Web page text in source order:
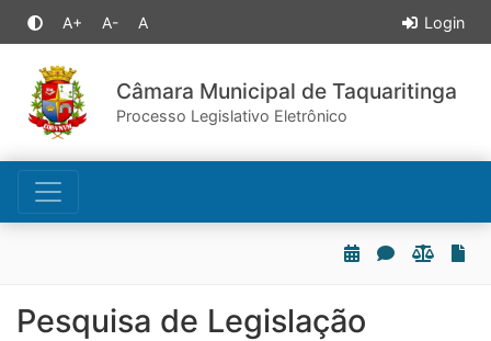
A+ A- A Login
Câmara Municipal de Taquaritinga
Processo Legislativo Eletrônico
Pesquisa de Legislação